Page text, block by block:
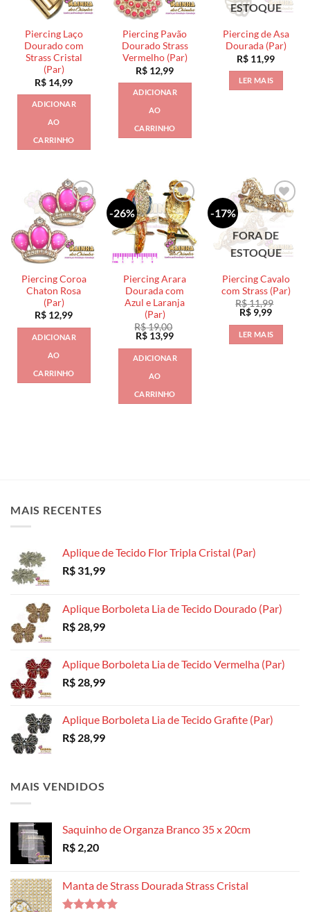
Piercing Laço
Dourado com
Strass Cristal
(Par)
R$ 14,99
ADICIONAR
AO
CARRINHO
Piercing Pavão
Dourado Strass
Vermelho (Par)
R$ 12,99
ADICIONAR
AO
CARRINHO
ESTOQUE
Piercing de Asa
Dourada (Par)
R$ 11,99
LER MAIS
Piercing Coroa
Chaton Rosa
(Par)
R$ 12,99
ADICIONAR
AO
CARRINHO
-26%
Piercing Arara
Dourada com
Azul e Laranja
(Par)
R$19,00
O
original
era:
R$ 19,00.
R$ 13,99O
atual
é:
ADICIONAR
AO
CARRINHO
-17%
FORA DE
ESTOQUE
Piercing Cavalo
com Strass (Par)
R$11,99
O
preço
original
era:
R$ 11,99.
R$ 9,99O
atual
é:
R$ 9,99.
LER MAIS
MAIS RECENTES
Aplique de Tecido Flor Tripla Cristal (Par)
R$ 31,99
Aplique Borboleta Lia de Tecido Dourado (Par)
R$ 28,99
Aplique Borboleta Lia de Tecido Vermelha (Par)
R$ 28,99
Aplique Borboleta Lia de Tecido Grafite (Par)
R$ 28,99
MAIS VENDIDOS
Saquinho de Organza Branco 35 x 20cm
R$ 2,20
Manta de Strass Dourada Strass Cristal